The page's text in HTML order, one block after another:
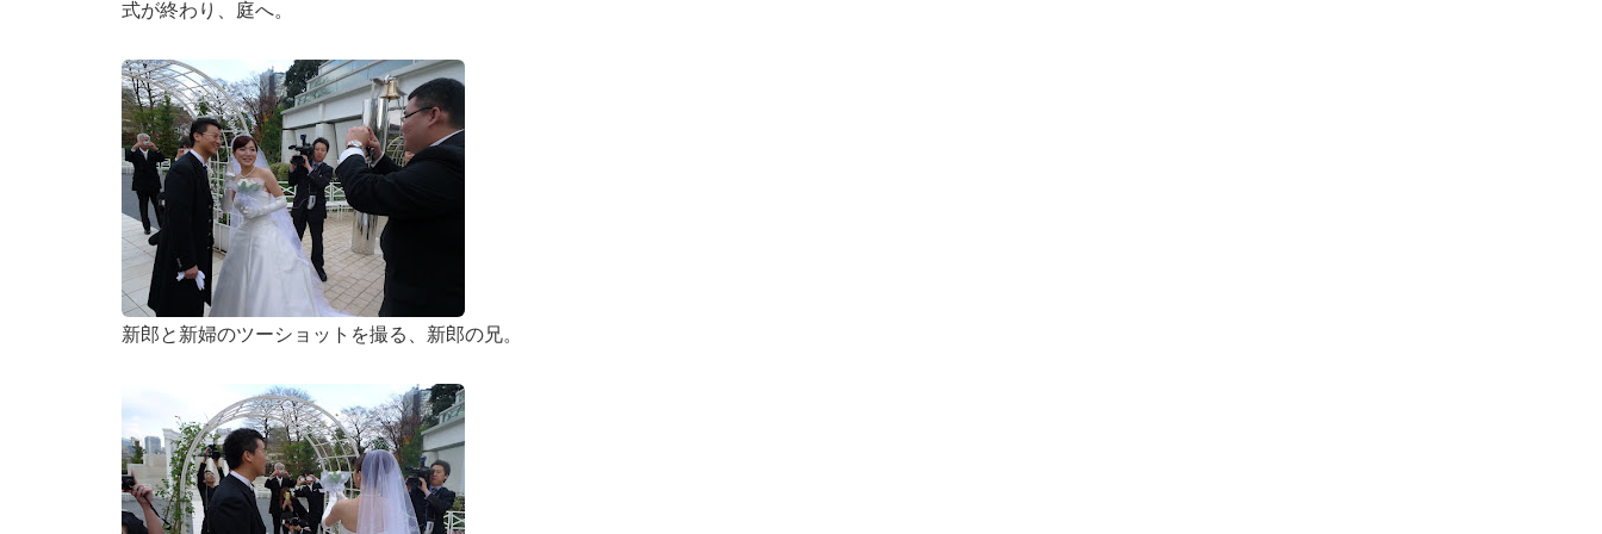
式が終わり、庭へ。
新郎と新婦のツーショットを撮る、新郎の兄。